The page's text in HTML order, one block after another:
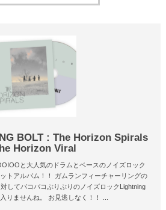
BOLT : The Horizon Spirals
Horizon Viral
と大人気のドラムとベースのノイズロック
トアルバム！！ ガムランフィーチャーリングの
してバコバコぶりぶりのノイズロックLightning
りませんね。 お見逃しなく！！ ...